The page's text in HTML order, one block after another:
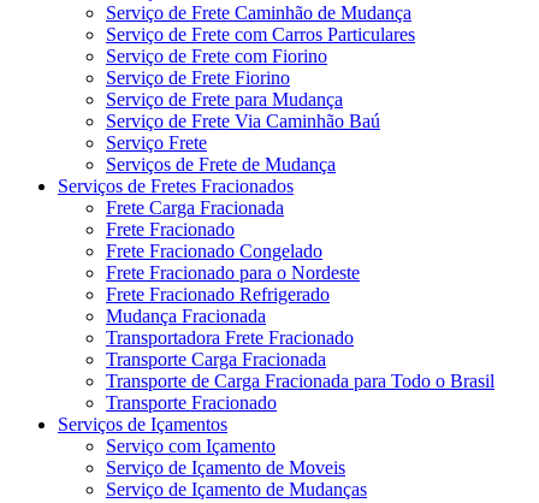
Serviço de Frete Caminhão de Mudança
Serviço de Frete com Carros Particulares
Serviço de Frete com Fiorino
Serviço de Frete Fiorino
Serviço de Frete para Mudança
Serviço de Frete Via Caminhão Baú
Serviço Frete
Serviços de Frete de Mudança
Serviços de Fretes Fracionados
Frete Carga Fracionada
Frete Fracionado
Frete Fracionado Congelado
Frete Fracionado para o Nordeste
Frete Fracionado Refrigerado
Mudança Fracionada
Transportadora Frete Fracionado
Transporte Carga Fracionada
Transporte de Carga Fracionada para Todo o Brasil
Transporte Fracionado
Serviços de Içamentos
Serviço com Içamento
Serviço de Içamento de Moveis
Serviço de Içamento de Mudanças